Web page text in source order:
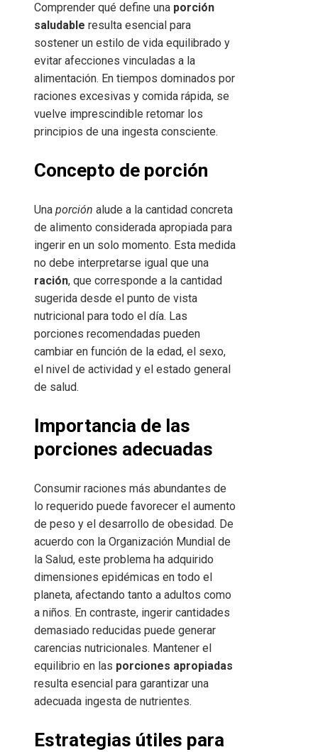
Comprender qué define una porción
saludable resulta esencial para
sostener un estilo de vida equilibrado y
evitar afecciones vinculadas a la
alimentación. En tiempos dominados por
raciones excesivas y comida rápida, se
vuelve imprescindible retomar los
principios de una ingesta consciente.
Concepto de porción
Una porción alude a la cantidad concreta
de alimento considerada apropiada para
ingerir en un solo momento. Esta medida
no debe interpretarse igual que una
ración, que corresponde a la cantidad
sugerida desde el punto de vista
nutricional para todo el día. Las
porciones recomendadas pueden
cambiar en función de la edad, el sexo,
el nivel de actividad y el estado general
de salud.
Importancia de las
porciones adecuadas
Consumir raciones más abundantes de
lo requerido puede favorecer el aumento
de peso y el desarrollo de obesidad. De
acuerdo con la Organización Mundial de
la Salud, este problema ha adquirido
dimensiones epidémicas en todo el
planeta, afectando tanto a adultos como
a niños. En contraste, ingerir cantidades
demasiado reducidas puede generar
carencias nutricionales. Mantener el
equilibrio en las porciones apropiadas
resulta esencial para garantizar una
adecuada ingesta de nutrientes.
Estrategias útiles para